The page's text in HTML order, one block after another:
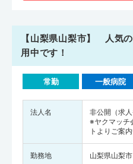
【山梨県山梨市】 人気
用中です！
常勤 一般病院
法人名
非公開（求人
※ヤクマッチ
トよりご案
勤務地 山梨県山梨市